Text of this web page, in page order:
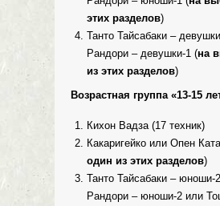
этих разделов)
Танто Тайсабаки –
Рандори – девушки-1 (на
из этих разделов)
Возрастная группа «13-15
Кихон Вадза (17 техник)
Какаригейко или Опен
один из этих разделов)
Танто Тайсабаки – юноши-
Рандори – юноши-2 или